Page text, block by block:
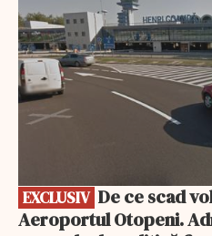
EXCLUSIV
Aeroportul Otopeni.